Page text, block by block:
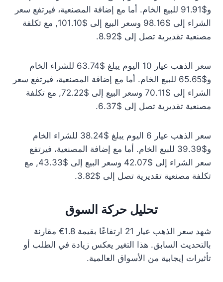
و$91.91 للبيع الخام. أما مع إضافة المصنعية، فيرتفع سعر
الشراء إلى $98.16 وسعر البيع إلى $101.10, مع تكلفة
مصنعية تقديرية تصل إلى $8.92.
سعر الذهب عيار 10 اليوم يبلغ $63.74 للشراء الخام
و$65.65 للبيع الخام. أما مع إضافة المصنعية، فيرتفع سعر
الشراء إلى $70.11 وسعر البيع إلى $72.22, مع تكلفة
مصنعية تقديرية تصل إلى $6.37.
سعر الذهب عيار 6 اليوم يبلغ $38.24 للشراء الخام
و$39.39 للبيع الخام. أما مع إضافة المصنعية، فيرتفع
سعر الشراء إلى $42.07 وسعر البيع إلى $43.33, مع
تكلفة مصنعية تقديرية تصل إلى $3.82.
تحليل حركة السوق
شهد سعر الذهب عيار 21 ارتفاعًا بقيمة 1.8€ مقارنة
بالتحديث السابق. هذا التغير يعكس زيادة في الطلب أو
تأثيرات إيجابية من الأسواق العالمية.